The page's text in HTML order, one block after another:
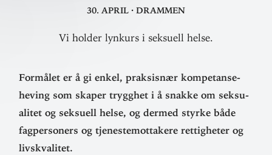
30. april ·Drammen
Vi holder lynkurs i seksuell helse.
For­målet er å gi enkel, prak­sisnær kom­pe­tanse­
heving som skaper trygghet i å snakke om sek­su­
alitet og sek­suell helse, og dermed styrke både
fag­per­soners og tje­neste­mot­takere ret­tig­heter og
livskvalitet.